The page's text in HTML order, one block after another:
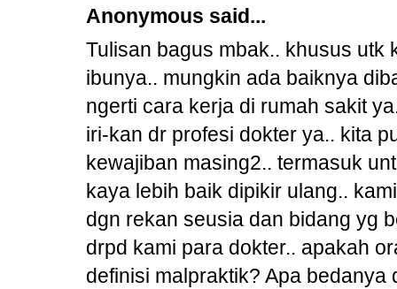
Anonymous said...
Tulisan bagus mbak.. khusus utk
ibunya.. mungkin ada baiknya
ngerti cara kerja di rumah sakit
iri-kan dr profesi dokter ya.. kita
kewajiban masing2.. termasuk
kaya lebih baik dipikir ulang..
dgn rekan seusia dan bidang yg
drpd kami para dokter.. apakah
definisi malpraktik? Apa